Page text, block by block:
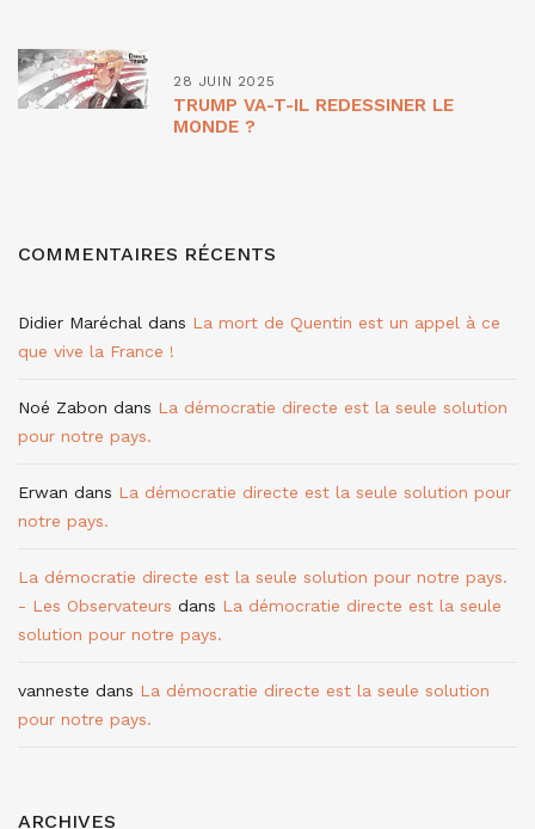
28 JUIN 2025
TRUMP VA-T-IL REDESSINER LE
MONDE ?
COMMENTAIRES RÉCENTS
Didier Maréchal dans La mort de Quentin est un appel à ce
que vive la France !
Noé Zabon dans La démocratie directe est la seule solution
pour notre pays.
Erwan dans La démocratie directe est la seule solution pour
notre pays.
La démocratie directe est la seule solution pour notre pays.
- Les Observateurs dans La démocratie directe est la seule
solution pour notre pays.
vanneste dans La démocratie directe est la seule solution
pour notre pays.
ARCHIVES